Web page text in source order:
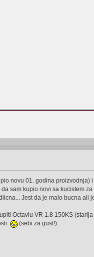
novu 01. godina
sam kupio novi sa kucistem za
Jest da je malo bucna ali
Octaviu VR 1.8 150KS
(sebi za gust!)